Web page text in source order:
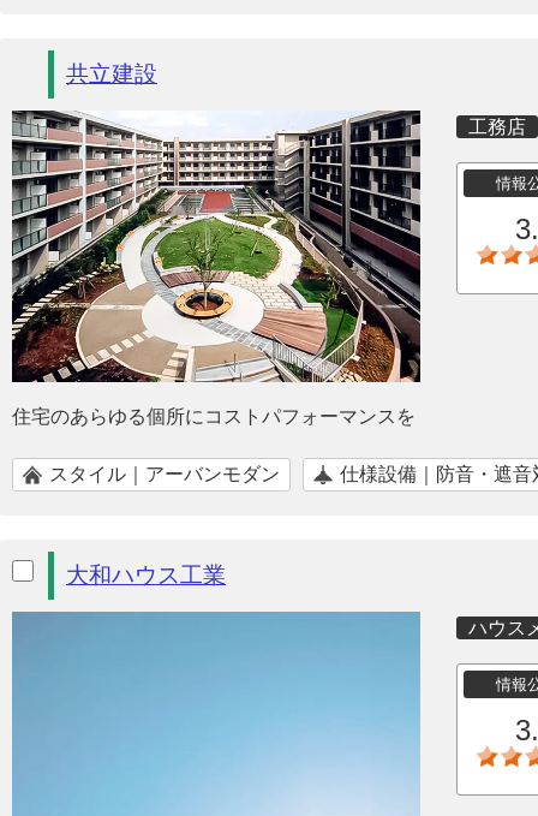
共立建設
工務店
情報
住宅のあらゆる個所にコストパフォーマンスを
スタイル｜アーバンモダン 仕様設備｜防音・遮音
大和ハウス工業
ハウス
情報